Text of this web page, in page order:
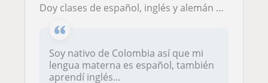
Doy clases de español, inglés y alemán a cualquiera que desee aprender esos idiomas, doy clases virtuales o presenciales
Soy nativo de Colombia así que mi
lengua materna es español, también
aprendí inglés...